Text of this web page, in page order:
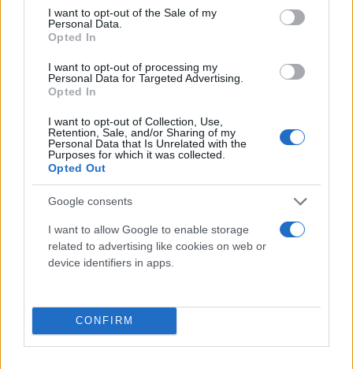
consent section.
I want to opt-out of the Sale of my
Personal Data.
Opted In
I want to opt-out of processing my
Personal Data for Targeted Advertising.
Opted In
I want to opt-out of Collection, Use,
Retention, Sale, and/or Sharing of my
Personal Data that Is Unrelated with the
Purposes for which it was collected.
Opted Out
Google consents
I want to allow Google to enable storage
related to advertising like cookies on web or
device identifiers in apps.
CONFIRM
Η απολογία του αστυνομικού/προπονητή βόλεϊ
ξεκίνησε στις 11 το πρωί, διήρκεσε επτά ολόκληρες
Λόγω της έντασης, της αγωνίας και της